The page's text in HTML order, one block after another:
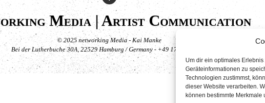
Um dir ein optimales
Geräteinformationen zu
Technologien zustimmst,
dieser Website verarbeiten.
können bestimmte Merkmale
Media | Artist Communication
© 2025 networking Media - Kai Manke
Bei der Lutherbuche 30A, 22529 Hamburg / Germany - +49 171 830 4044